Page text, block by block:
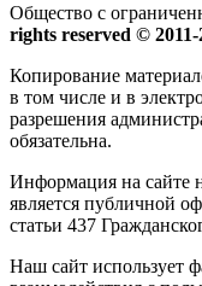
Общество с
rights reserved © 2011-
Копирование
в том числе и в
разрешения
обязательна.
Информация на сайте
является публичной
статьи 437
Наш сайт использует